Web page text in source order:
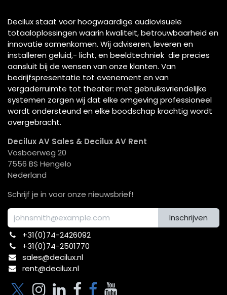
Decilux staat voor hoogwaardige audiovisuele
totaaloplossingen waarin kwaliteit, betrouwbaarheid en
innovatie samenkomen. Wij adviseren, leveren en
installeren geluid,- licht, en beeldtechniek die precies
aansluit bij de wensen van onze klanten. Van
bedrijfspresentatie tot evenement en van
vergaderruimte tot theater: met gebruiksvriendelijke
systemen zorgen wij dat elke omgeving professioneel
wordt ondersteund en elke boodschap krachtig wordt
overgebracht.
Decilux AV Sales & Decilux AV Rent
Vosboerweg 20
7556 BS Hengelo
Nederland
Schrijf je in voor onze nieuwsbrief!
Inschrijven
+31(0)74-2426092​
+31(0)74-2501770
sales@decilux.nl
rent@decilux.nl